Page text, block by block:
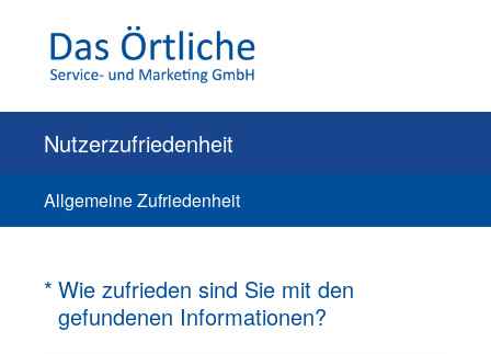
Nutzerzufriedenheit
Allgemeine Zufriedenheit
* Wie zufrieden sind Sie mit den
gefundenen Informationen?
(Erforderlich.)